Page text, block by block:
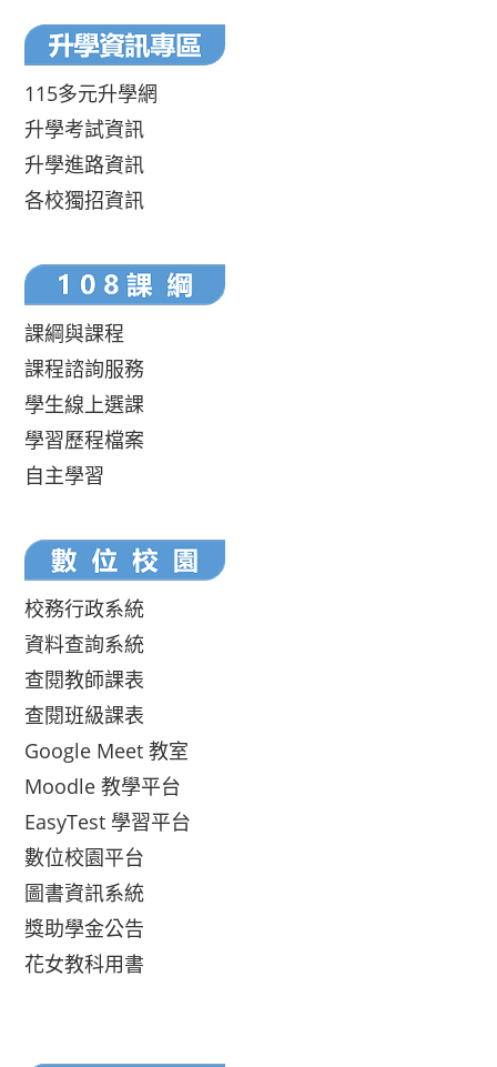
115多元升學網
升學考試資訊
升學進路資訊
各校獨招資訊
課綱與課程
課程諮詢服務
學生線上選課
學習歷程檔案
自主學習
校務行政系統
資料查詢系統
查閱教師課表
查閱班級課表
Google Meet 教室
Moodle 教學平台
EasyTest 學習平台
數位校園平台
圖書資訊系統
獎助學金公告
花女教科用書